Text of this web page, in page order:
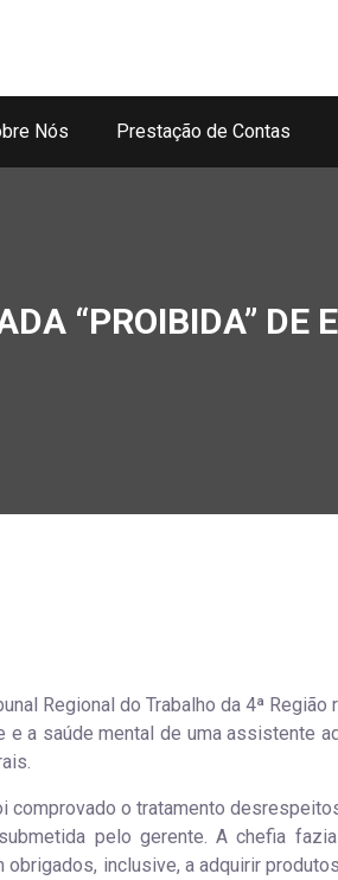
Nós Prestação de Contas
“PROIBIDA”
Regional do Trabalho da 4ª
e a saúde mental de uma assistente
comprovado o tratamento
pelo gerente. A chefia
obrigados, inclusive, a adquirir